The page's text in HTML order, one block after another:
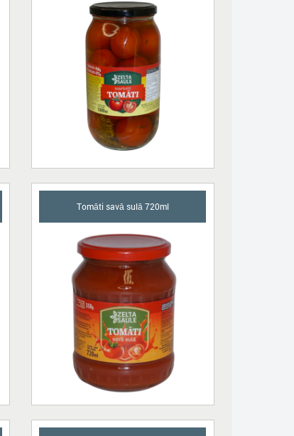
Tomāti savā sulā 720ml